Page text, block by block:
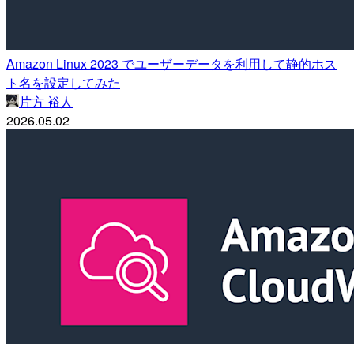
Amazon Linux 2023 でユーザーデータを利用して静的ホス
ト名を設定してみた
片方 裕人
2026.05.02